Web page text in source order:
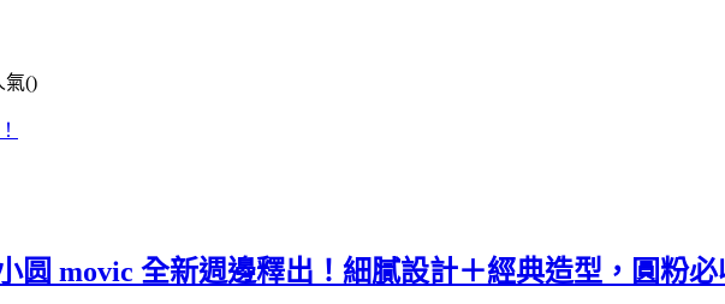
氣()
圆 movic 全新週邊釋出！細膩設計＋經典造型，圓粉必